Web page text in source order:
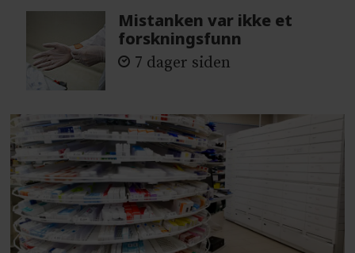
Mistanken var ikke et
forskningsfunn
7 dager siden